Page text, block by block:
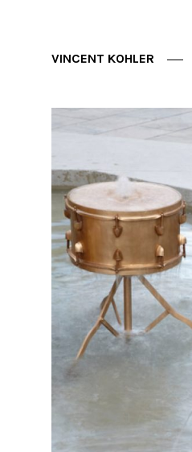
VINCENT KOHLER